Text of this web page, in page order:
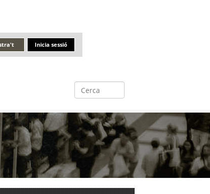
Inicia sessió